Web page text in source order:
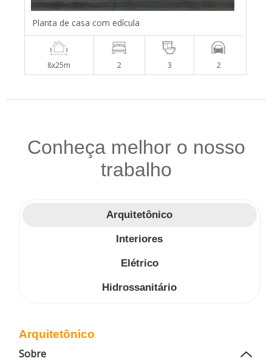
Planta de casa com edícula
8x25m 2 3 2
Conheça melhor o nosso
trabalho
Arquitetônico
Interiores
Elétrico
Hidrossanitário
Arquitetônico
Sobre